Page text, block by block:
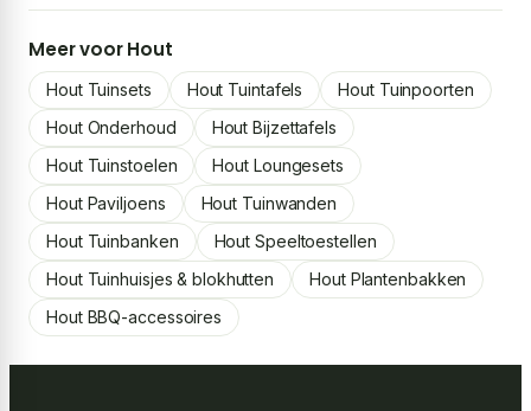
Meer voor Hout
Hout Tuinsets Hout Tuintafels
Hout Tuinpoorten
Hout Onderhoud
Hout Bijzettafels
Hout Tuinstoelen
Hout Loungesets
Hout Paviljoens
Hout Tuinwanden
Hout Tuinbanken
Hout Speeltoestellen
Hout Tuinhuisjes & blokhutten
Hout Plantenbakken
Hout BBQ-accessoires